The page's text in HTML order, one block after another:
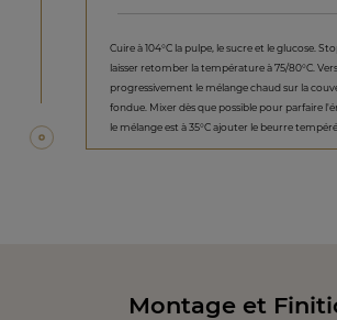
Cuire à 104°C la pulpe, le sucre et le glucose.
laisser retomber la température à 75/80°C.
progressivement le mélange chaud sur la
fondue. Mixer dès que possible pour parfaire
le mélange est à 35°C ajouter le beurre
Montage et